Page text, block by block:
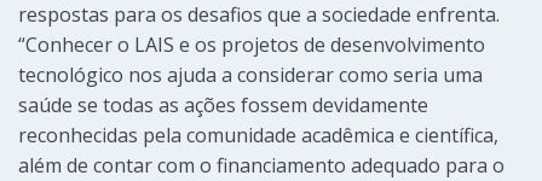
respostas para os desafios que a sociedade enfrenta.
“Conhecer o LAIS e os projetos de desenvolvimento
tecnológico nos ajuda a considerar como seria uma
saúde se todas as ações fossem devidamente
reconhecidas pela comunidade acadêmica e científica,
além de contar com o financiamento adequado para o